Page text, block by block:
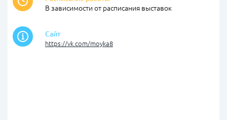
В зависимости от расписания выставок
Сайт
https://vk.com/moyka8